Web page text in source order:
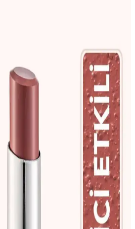
ve Güncel Trendler: Popüler
Gelişmeler
ve formüller, kullanım alanları ve
yeni seçenekler sunuyor. Kendinize
ve Zarafetin Buluştuğu
ve uyum sağlayan tonlarıyla günlük
Cilt tonlarına göre farklı kullanım
detaylar burada.
ve Matte Lipstick 08
ve Kullanıcı Yorumları